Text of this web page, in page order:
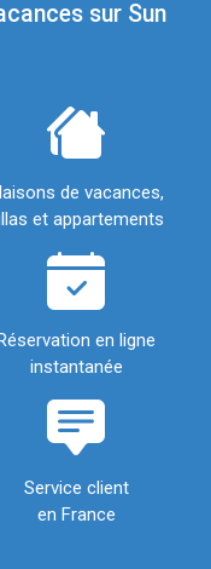
sur Sun
de vacances,
et appartements
en ligne
instantanée
Service client
en France